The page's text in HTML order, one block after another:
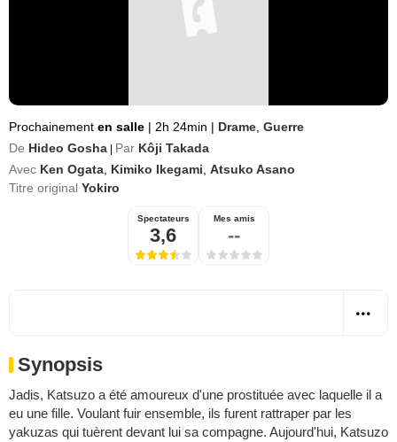
Prochainement en salle | 2h 24min | Drame Guerre
De Hideo Gosha Par Kôji Takada
Avec Ken Ogata Kimiko Ikegami Atsuko Asano
Titre original Yokiro
Spectateurs
3,6
Mes amis
--
Synopsis
Jadis, Katsuzo a été amoureux d'une prostituée avec laquelle il a
eu une fille. Voulant fuir ensemble, ils furent rattraper par les
yakuzas qui tuèrent devant lui sa compagne. Aujourd'hui, Katsuzo